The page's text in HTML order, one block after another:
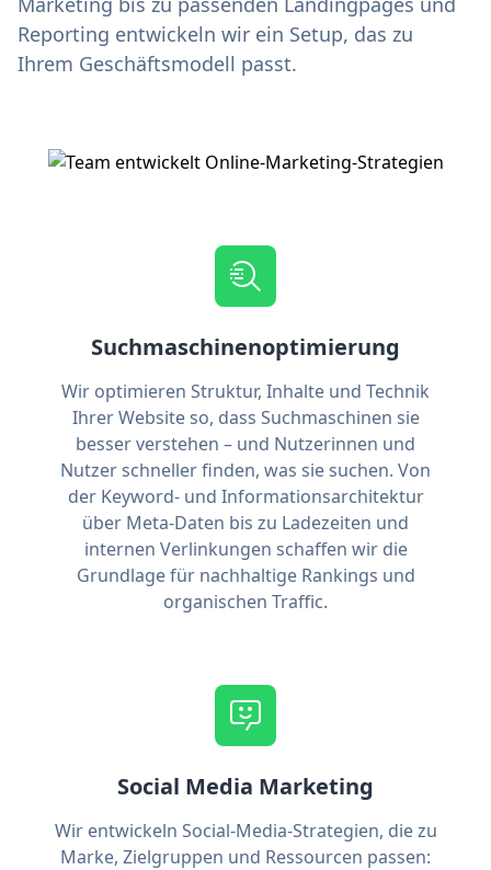
Reporting entwickeln wir ein Setup, das zu
Ihrem Geschäftsmodell passt.
Suchmaschinenoptimierung
Wir optimieren Struktur, Inhalte und Technik
Ihrer Website so, dass Suchmaschinen sie
besser verstehen – und Nutzerinnen und
Nutzer schneller finden, was sie suchen. Von
der Keyword- und Informationsarchitektur
über Meta-Daten bis zu Ladezeiten und
internen Verlinkungen schaffen wir die
Grundlage für nachhaltige Rankings und
organischen Traffic.
Social Media Marketing
Wir entwickeln Social-Media-Strategien, die zu
Marke, Zielgruppen und Ressourcen passen: